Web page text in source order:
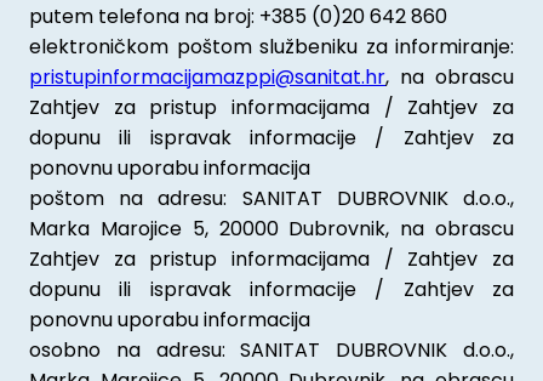
putem telefona na broj: +385 (0)20 642 860
elektroničkom poštom službeniku za informiranje:
pristupinformacijamazppi@sanitat.hr, na obrascu
Zahtjev za pristup informacijama / Zahtjev za
dopunu ili ispravak informacije / Zahtjev za
ponovnu uporabu informacija
poštom na adresu: SANITAT DUBROVNIK d.o.o.,
Marka Marojice 5, 20000 Dubrovnik, na obrascu
Zahtjev za pristup informacijama / Zahtjev za
dopunu ili ispravak informacije / Zahtjev za
ponovnu uporabu informacija
osobno na adresu: SANITAT DUBROVNIK d.o.o.,